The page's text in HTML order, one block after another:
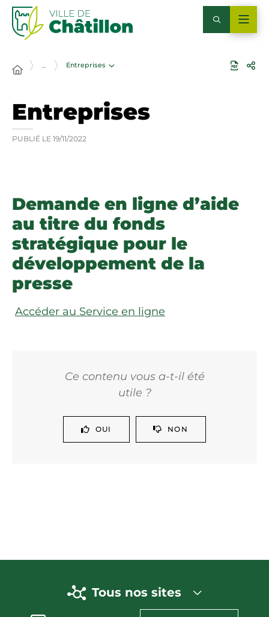
… Entreprises
Entreprises
PUBLIÉ LE 19/11/2022
Demande en ligne d’aide
au titre du fonds
stratégique pour le
développement de la
presse
Accéder au Service en ligne
Ce contenu vous a-t-il été
utile ?
OUI NON
Tous nos sites